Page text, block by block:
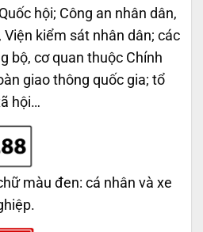
hội; Công an nhân dân,
Viện kiểm sát nhân dân; các
bộ, cơ quan thuộc Chính
giao thông quốc gia; tổ
hội…
màu đen: cá nhân và xe